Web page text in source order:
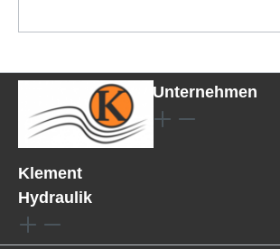
Klement
Hydraulik
Unternehmen